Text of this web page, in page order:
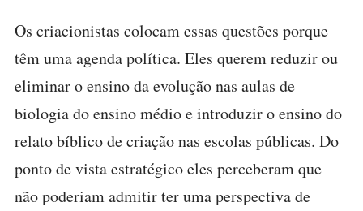
Os criacionistas colocam essas questões porque
têm uma agenda política. Eles querem reduzir ou
eliminar o ensino da evolução nas aulas de
biologia do ensino médio e introduzir o ensino do
relato bíblico de criação nas escolas públicas. Do
ponto de vista estratégico eles perceberam que
não poderiam admitir ter uma perspectiva de